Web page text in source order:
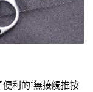
利的”無接觸推按